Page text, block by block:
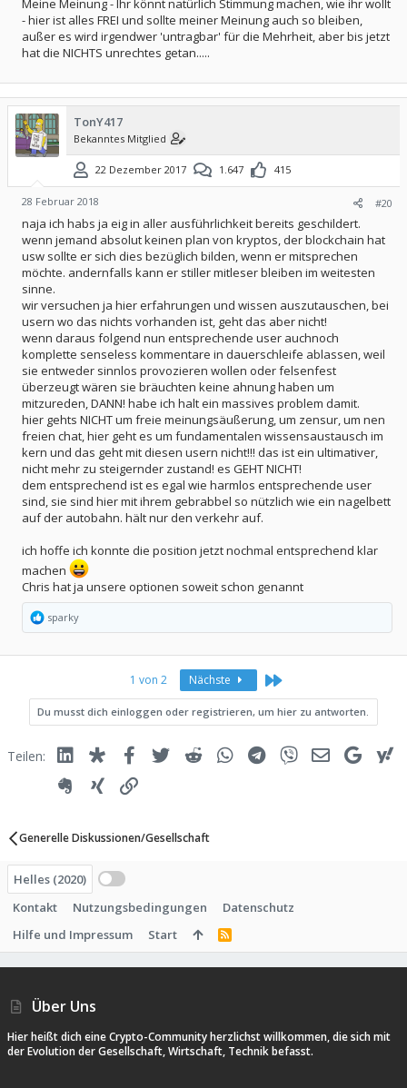
Meine Meinung - Ihr könnt natürlich Stimmung machen, wie ihr wollt
- hier ist alles FREI und sollte meiner Meinung auch so bleiben,
außer es wird irgendwer 'untragbar' für die Mehrheit, aber bis jetzt
hat die NICHTS unrechtes getan.....
TonY417
Bekanntes Mitglied
22 Dezember 2017 1.647 415
28 Februar 2018 #20
naja ich habs ja eig in aller ausführlichkeit bereits geschildert.
wenn jemand absolut keinen plan von kryptos, der blockchain hat
usw sollte er sich dies bezüglich bilden, wenn er mitsprechen
möchte. andernfalls kann er stiller mitleser bleiben im weitesten
sinne.
wir versuchen ja hier erfahrungen und wissen auszutauschen, bei
usern wo das nichts vorhanden ist, geht das aber nicht!
wenn daraus folgend nun entsprechende user auchnoch
komplette senseless kommentare in dauerschleife ablassen, weil
sie entweder sinnlos provozieren wollen oder felsenfest
überzeugt wären sie bräuchten keine ahnung haben um
mitzureden, DANN! habe ich halt ein massives problem damit.
hier gehts NICHT um freie meinungsäußerung, um zensur, um nen
freien chat, hier geht es um fundamentalen wissensaustausch im
kern und das geht mit diesen usern nicht!!! das ist ein ultimativer,
nicht mehr zu steigernder zustand! es GEHT NICHT!
dem entsprechend ist es egal wie harmlos entsprechende user
sind, sie sind hier mit ihrem gebrabbel so nützlich wie ein nagelbett
auf der autobahn. hält nur den verkehr auf.
ich hoffe ich konnte die position jetzt nochmal entsprechend klar
machen
Chris hat ja unsere optionen soweit schon genannt
R
e
k
o
n
e
sparky
1 von 2 Nächste Letzte
Du musst dich einloggen oder registrieren, um hier zu antworten.
Teilen: Linked InDiasporaFacebook
Twitter Reddit WhatsAppTelegramViber E-Mail Google
Evernote
Xing
Generelle Diskussionen/Gesellschaft
Helles (2020)
Kontakt
Nutzungsbedingungen
Datenschutz
Hilfe und Impressum
Start
R
Über Uns
Hier heißt dich eine Crypto-Community herzlichst willkommen, die sich mit
der Evolution der Gesellschaft, Wirtschaft, Technik befasst.